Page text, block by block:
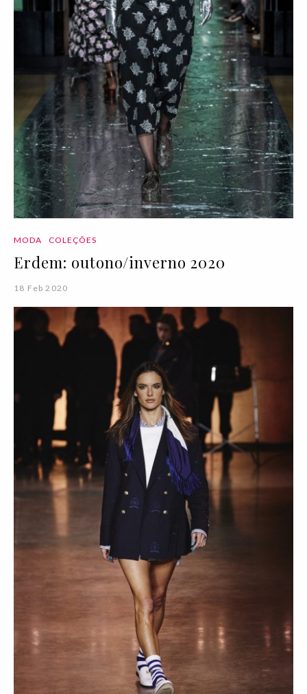
MODA COLEÇÕES
Erdem: outono/inverno 2020
18 Feb 2020